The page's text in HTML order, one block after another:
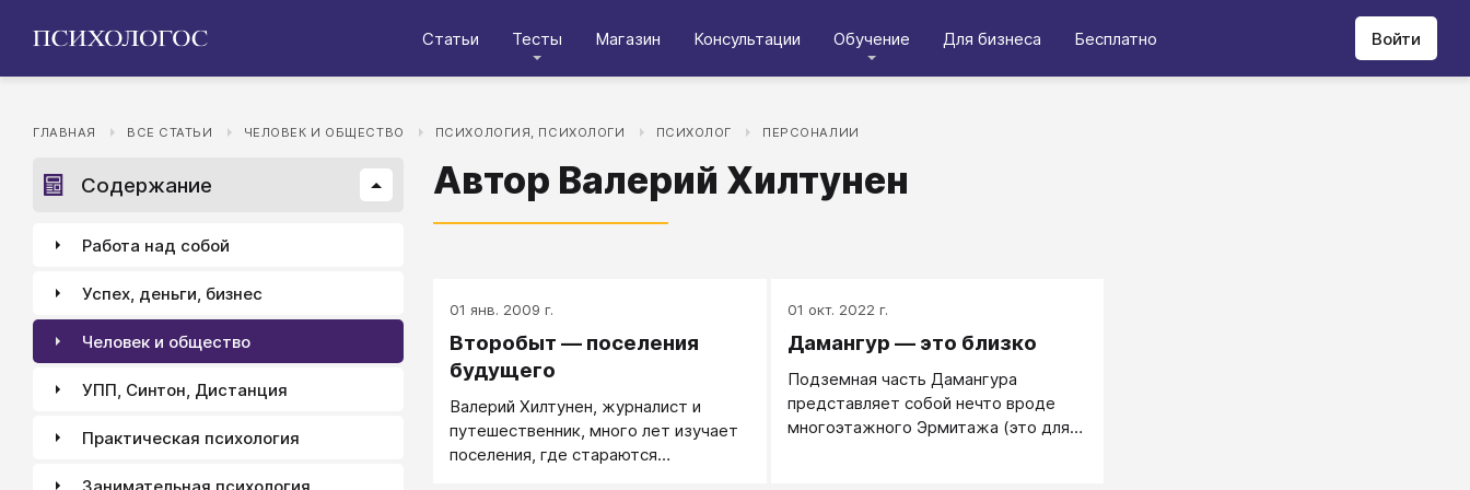
Статьи Тесты Магазин Консультации Обучение Для бизнеса Бесплатно Войти
ГЛАВНАЯ ВСЕ СТАТЬИ ЧЕЛОВЕК И ОБЩЕСТВО ПСИХОЛОГИЯ, ПСИХОЛОГИ ПСИХОЛОГ ПЕРСОНАЛИИ
Автор Валерий Хилтунен
01 янв. 2009 г.
Второбыт — поселения
будущего
Валерий Хилтунен, журналист и
путешественник, много лет изучает
поселения, где стараются
01 окт. 2022 г.
Дамангур — это близко
Подземная часть Дамангура
представляет собой нечто вроде
многоэтажного Эрмитажа (это для
Содержание
Работа над собой
Успех, деньги, бизнес
Человек и общество
УПП, Синтон, Дистанция
Практическая психология
Занимательная психология